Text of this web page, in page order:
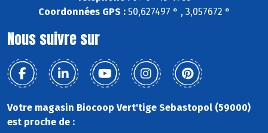
Coordonnées GPS :50,627497 ° , 3,057672 °
Nous suivre sur
Votre magasin Biocoop Vert'tige Sebastopol (59000)
est proche de :